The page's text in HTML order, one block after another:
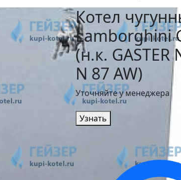
Котел
Lamborghini
(н.к. GASTER
N 87 AW)
Уточняйте у менеджера
Узнать